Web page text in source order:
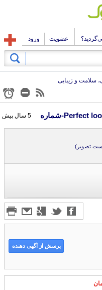
عضویت ورود
سلامت و زیبایی
5 سال پیش
تصویر)
پرسش از آگهی دهنده